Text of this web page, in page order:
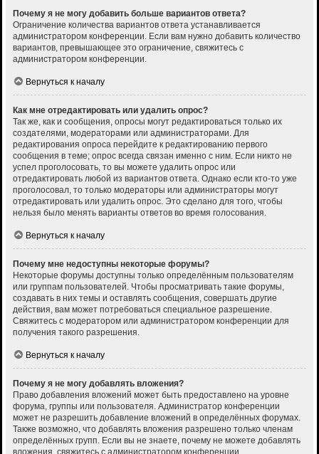
Почему я не могу добавить больше вариантов ответа?
Ограничение количества вариантов ответа устанавливается
администратором конференции. Если вам нужно добавить количество
вариантов, превышающее это ограничение, свяжитесь с
администратором конференции.
Вернуться к началу
Как мне отредактировать или удалить опрос?
Так же, как и сообщения, опросы могут редактироваться только их
создателями, модераторами или администраторами. Для
редактирования опроса перейдите к редактированию первого
сообщения в теме; опрос всегда связан именно с ним. Если никто не
успел проголосовать, то вы можете удалить опрос или
отредактировать любой из вариантов ответа. Однако если кто-то уже
проголосовал, то только модераторы или администраторы могут
отредактировать или удалить опрос. Это сделано для того, чтобы
нельзя было менять варианты ответов во время голосования.
Вернуться к началу
Почему мне недоступны некоторые форумы?
Некоторые форумы доступны только определённым пользователям
или группам пользователей. Чтобы просматривать такие форумы,
создавать в них темы и оставлять сообщения, совершать другие
действия, вам может потребоваться специальное разрешение.
Свяжитесь с модератором или администратором конференции для
получения такого разрешения.
Вернуться к началу
Почему я не могу добавлять вложения?
Право добавления вложений может быть предоставлено на уровне
форума, группы или пользователя. Администратор конференции
может не разрешить добавление вложений в определённых форумах.
Также возможно, что добавлять вложения разрешено только членам
определённых групп. Если вы не знаете, почему не можете добавлять
вложения, свяжитесь с администратором конференции.